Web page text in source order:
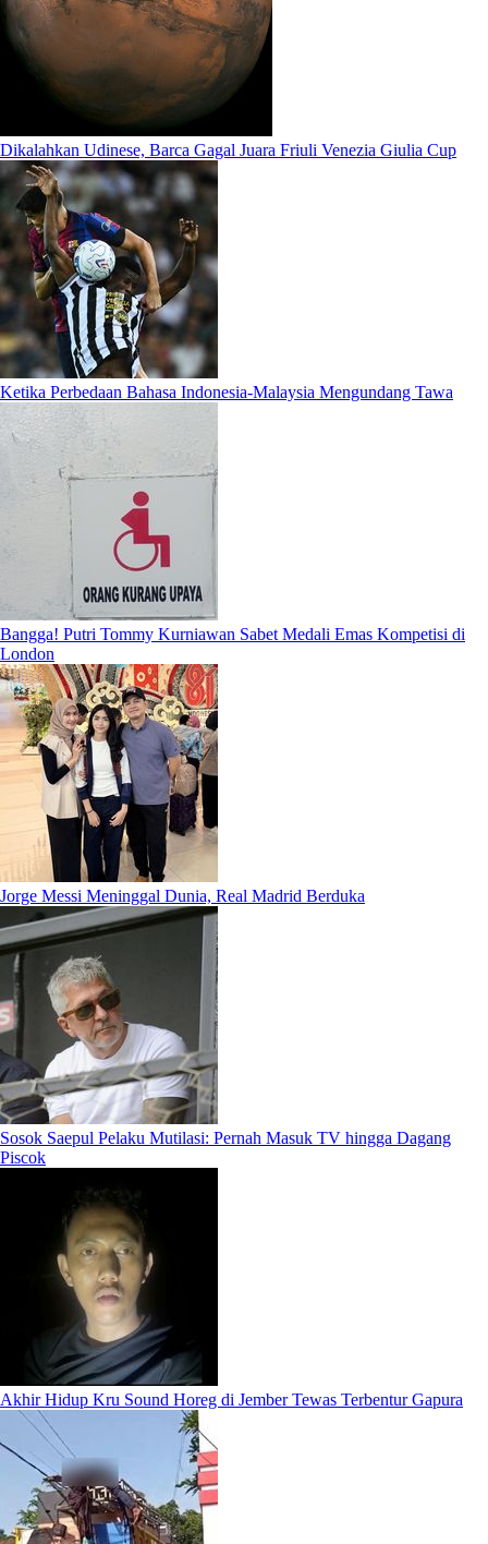
Dikalahkan Udinese, Barca Gagal Juara Friuli Venezia Giulia Cup
Ketika Perbedaan Bahasa Indonesia-Malaysia Mengundang Tawa
Bangga! Putri Tommy Kurniawan Sabet Medali Emas Kompetisi di
London
Jorge Messi Meninggal Dunia, Real Madrid Berduka
Sosok Saepul Pelaku Mutilasi: Pernah Masuk TV hingga Dagang
Piscok
Akhir Hidup Kru Sound Horeg di Jember Tewas Terbentur Gapura